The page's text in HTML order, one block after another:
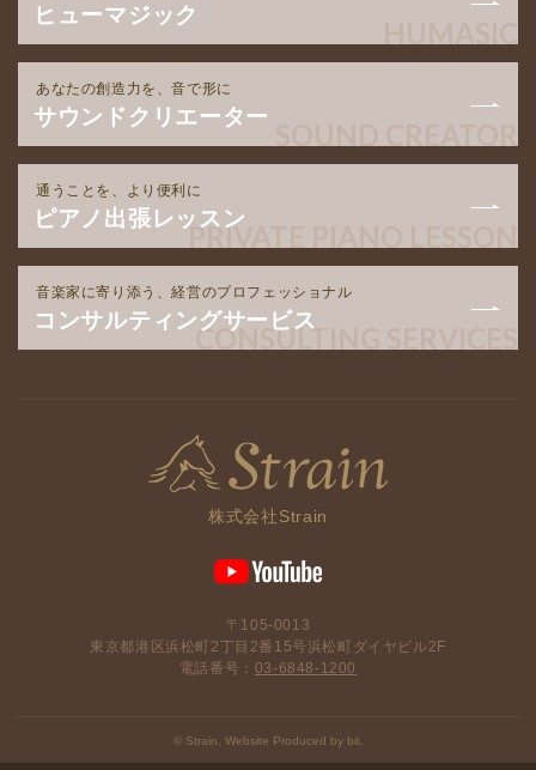
ヒューマジック
あなたの創造力を、音で形に
サウンドクリエーター
通うことを、より便利に
PRIVATE PIANO LESSON
ピアノ出張レッスン
音楽家に寄り添う、経営のプロフェッショナル
CONSULTING SERVICES
コンサルティングサービス
株式会社Strain
〒105-0013
東京都港区浜松町2丁目2番15号浜松町ダイヤビル2F
電話番号： 03-6848-1200
© Strain. Website Produced by bit.